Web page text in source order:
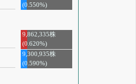
(0.550%)
9,862,335株
(0.620%)
9,300,935株
(0.590%)